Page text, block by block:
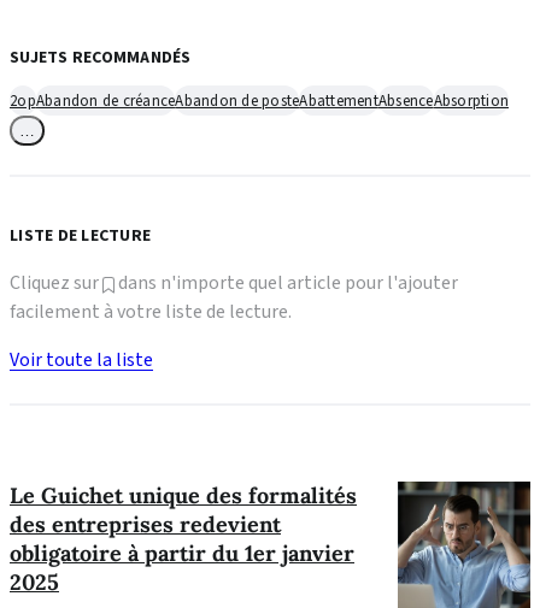
Le Guichet unique des formalités
des entreprises redevient
obligatoire à partir du 1er janvier
2025
SUJETS RECOMMANDÉS
2opAbandon de créanceAbandon de posteAbattementAbsenceAbsorption
LISTE DE LECTURE
Cliquez sur
dans n'importe quel article pour l'ajouter
facilement à votre liste de lecture.
Voir toute la liste